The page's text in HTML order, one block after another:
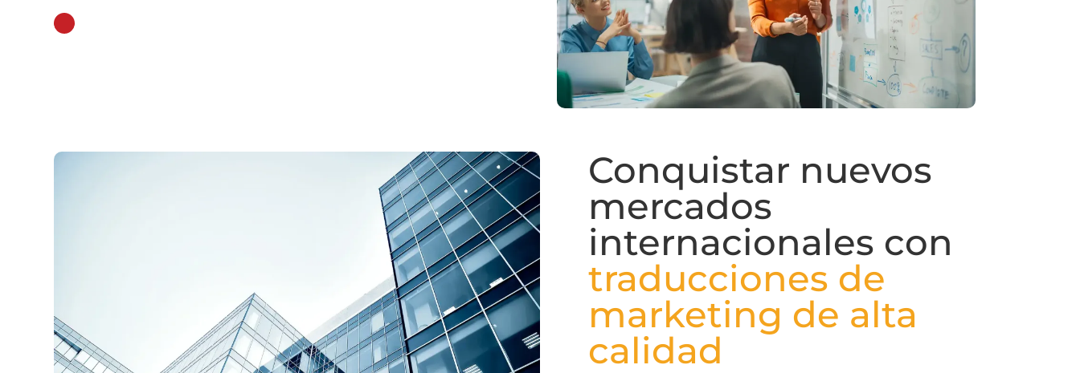
Conquistar nuevos
mercados
internacionales con
traducciones de
marketing de alta
calidad